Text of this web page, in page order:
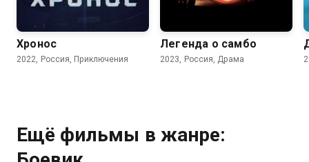
7.0
Хронос
2022, Россия, Приключения
Легенда о самбо
2023, Россия, Драма
Ещё фильмы в жанре: